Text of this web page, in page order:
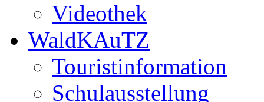
Videothek
WaldKAuTZ
Touristinformation
Schulausstellung